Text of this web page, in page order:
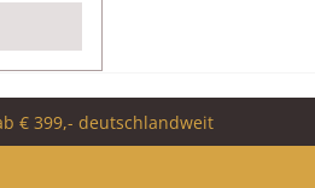
€ 399,- deutschlandweit